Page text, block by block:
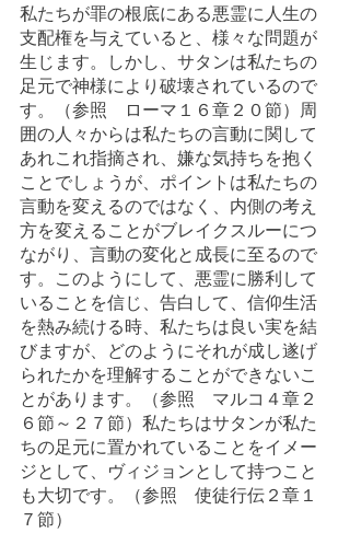
私たちが罪の根底にある悪霊に人生の
支配権を与えていると、様々な問題が
生じます。しかし、サタンは私たちの
足元で神様により破壊されているので
す。（参照　ローマ１６章２０節）周
囲の人々からは私たちの言動に関して
あれこれ指摘され、嫌な気持ちを抱く
ことでしょうが、ポイントは私たちの
言動を変えるのではなく、内側の考え
方を変えることがブレイクスルーにつ
ながり、言動の変化と成長に至るので
す。このようにして、悪霊に勝利して
いることを信じ、告白して、信仰生活
を熱み続ける時、私たちは良い実を結
びますが、どのようにそれが成し遂げ
られたかを理解することができないこ
とがあります。（参照　マルコ４章２
６節～２７節）私たちはサタンが私た
ちの足元に置かれていることをイメー
ジとして、ヴィジョンとして持つこと
も大切です。（参照　使徒行伝２章１
７節）